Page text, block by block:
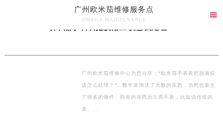
广州欧米茄维修服务点
OMEGA MAINTENANCE

广州欧米茄维修服务点竭诚为您服务！
广州欧米茄维修服务中心>文章库> 欧米茄手表表把脱落应该怎么处理？
广州欧米茄维修中心为您分享：“欧米茄手表表把脱落应
该怎么处理？”。数年来淘汰了无数的东西，当然也新生
了很多的物件，而有的东西历久而不衰，比如说传统的
表。…